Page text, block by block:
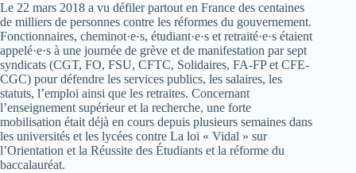
Le 22 mars 2018 a vu défiler partout en France des centaines
de milliers de personnes contre les réformes du gouvernement.
Fonctionnaires, cheminot·e·s, étudiant·e·s et retraité·e·s étaient
appelé·e·s à une journée de grève et de manifestation par sept
syndicats (CGT, FO, FSU, CFTC, Solidaires, FA-FP et CFE-
CGC) pour défendre les services publics, les salaires, les
statuts, l’emploi ainsi que les retraites. Concernant
l’enseignement supérieur et la recherche, une forte
mobilisation était déjà en cours depuis plusieurs semaines dans
les universités et les lycées contre La loi « Vidal » sur
l’Orientation et la Réussite des Étudiants et la réforme du
baccalauréat.